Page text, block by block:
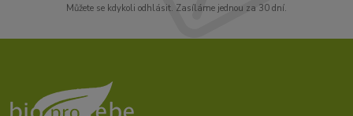
Můžete se kdykoli odhlásit. Zasíláme jednou za 30 dní.